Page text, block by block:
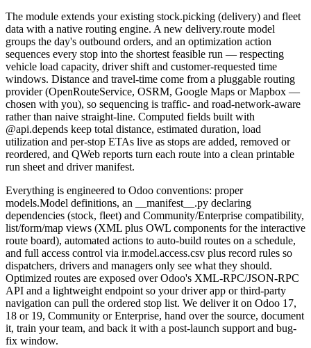
The module extends your existing stock.picking (delivery) and fleet
data with a native routing engine. A new delivery.route model
groups the day's outbound orders, and an optimization action
sequences every stop into the shortest feasible run — respecting
vehicle load capacity, driver shift and customer-requested time
windows. Distance and travel-time come from a pluggable routing
provider (OpenRouteService, OSRM, Google Maps or Mapbox —
chosen with you), so sequencing is traffic- and road-network-aware
rather than naive straight-line. Computed fields built with
@api.depends keep total distance, estimated duration, load
utilization and per-stop ETAs live as stops are added, removed or
reordered, and QWeb reports turn each route into a clean printable
run sheet and driver manifest.
Everything is engineered to Odoo conventions: proper
models.Model definitions, an __manifest__.py declaring
dependencies (stock, fleet) and Community/Enterprise compatibility,
list/form/map views (XML plus OWL components for the interactive
route board), automated actions to auto-build routes on a schedule,
and full access control via ir.model.access.csv plus record rules so
dispatchers, drivers and managers only see what they should.
Optimized routes are exposed over Odoo's XML-RPC/JSON-RPC
API and a lightweight endpoint so your driver app or third-party
navigation can pull the ordered stop list. We deliver it on Odoo 17,
18 or 19, Community or Enterprise, hand over the source, document
it, train your team, and back it with a post-launch support and bug-
fix window.